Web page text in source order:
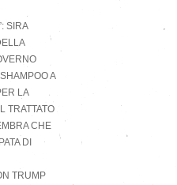
SIRA
A
LA
TRATTATO
CHE
DI
TRUMP